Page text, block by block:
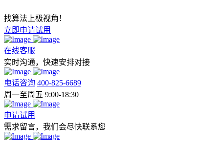
找算法上极视角！
立即申请试用
在线客服
实时沟通，快速安排对接
电话咨询 400-825-6689
周一至周五 9:00-18:30
申请试用
需求留言，我们会尽快联系您